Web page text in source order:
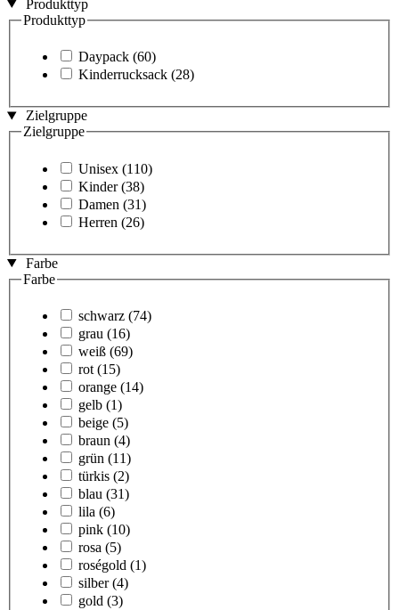
Produkttyp
Produkttyp
Daypack (60)
Kinderrucksack (28)
Zielgruppe
Zielgruppe
Unisex (110)
Kinder (38)
Damen (31)
Herren (26)
Farbe
Farbe
schwarz (74)
grau (16)
weiß (69)
rot (15)
orange (14)
gelb (1)
beige (5)
braun (4)
grün (11)
türkis (2)
blau (31)
lila (6)
pink (10)
rosa (5)
roségold (1)
silber (4)
gold (3)